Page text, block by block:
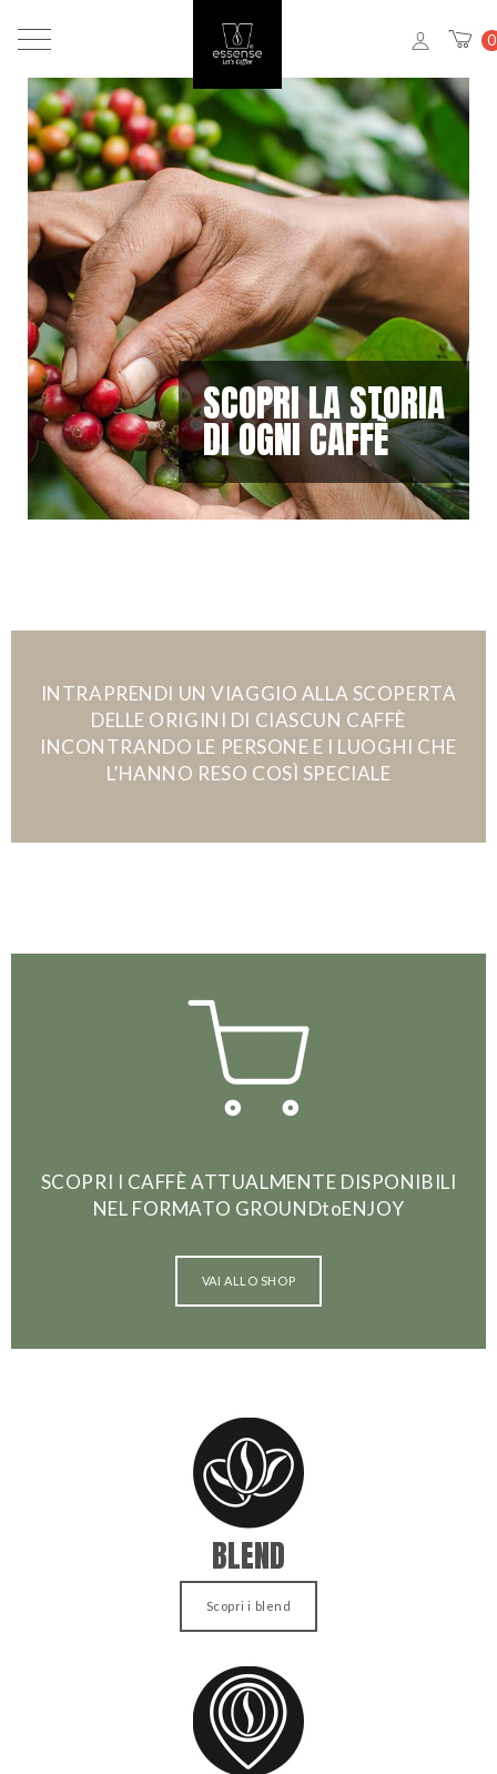
0
SCOPRI LA STORIA
DI OGNI CAFFÈ
INTRAPRENDI UN VIAGGIO ALLA SCOPERTA
DELLE ORIGINI DI CIASCUN CAFFÈ
INCONTRANDO LE PERSONE E I LUOGHI CHE
L’HANNO RESO COSÌ SPECIALE
SCOPRI I CAFFÈ ATTUALMENTE DISPONIBILI
NEL FORMATO GROUNDtoENJOY
VAI ALLO SHOP
BLEND
Scopri i blend